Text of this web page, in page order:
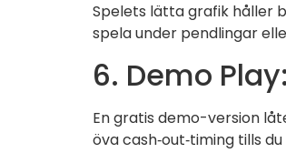
Spelets lätta grafik håller
spela under pendlingar
6. Demo
En gratis demo-version
öva cash‑out‑timing tills